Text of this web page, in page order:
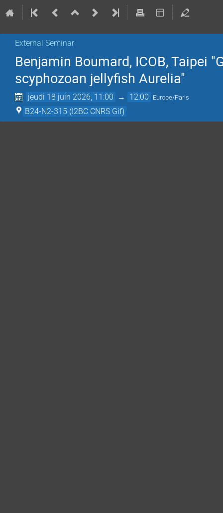
External Seminar
Benjamin Boumard, ICOB, Taipei
scyphozoan jellyfish Aurelia"
jeudi 18 juin 2026, 11:00 → 12:00 Europe/Paris
B24-N2-315 (I2BC CNRS Gif)